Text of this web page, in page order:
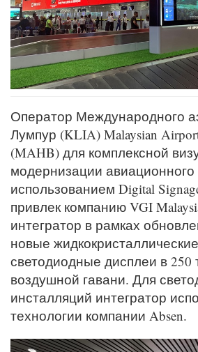
Оператор Международного
Лумпур (KLIA) Malaysian
(MAHB) для комплексной
модернизации авиационного
использованием Digital
привлек компанию VGI
интегратор в рамках
новые
светодиодные дисплеи в 250
воздушной гавани. Для
инсталляций интегратор
технологии компании Absen.